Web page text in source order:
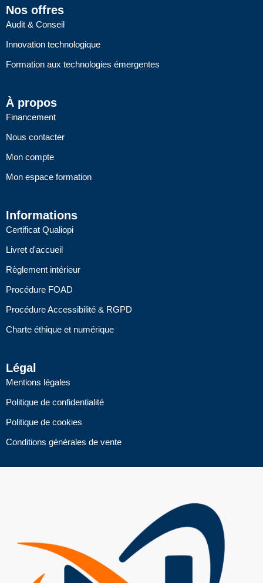
e
d
i
n
l
o
p
e
Nos offres
Audit & Conseil
Innovation technologique
Formation aux technologies émergentes
À propos
Financement
Nous contacter
Mon compte
Mon espace formation
Informations
Certificat Qualiopi
Livret d'accueil
Règlement intérieur
Procédure FOAD
Procédure Accessibilité & RGPD
Charte éthique et numérique
Légal
Mentions légales
Politique de confidentialité
Politique de cookies
Conditions générales de vente